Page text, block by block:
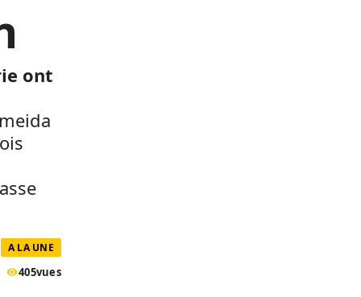
ont
A LA UNE
405vues